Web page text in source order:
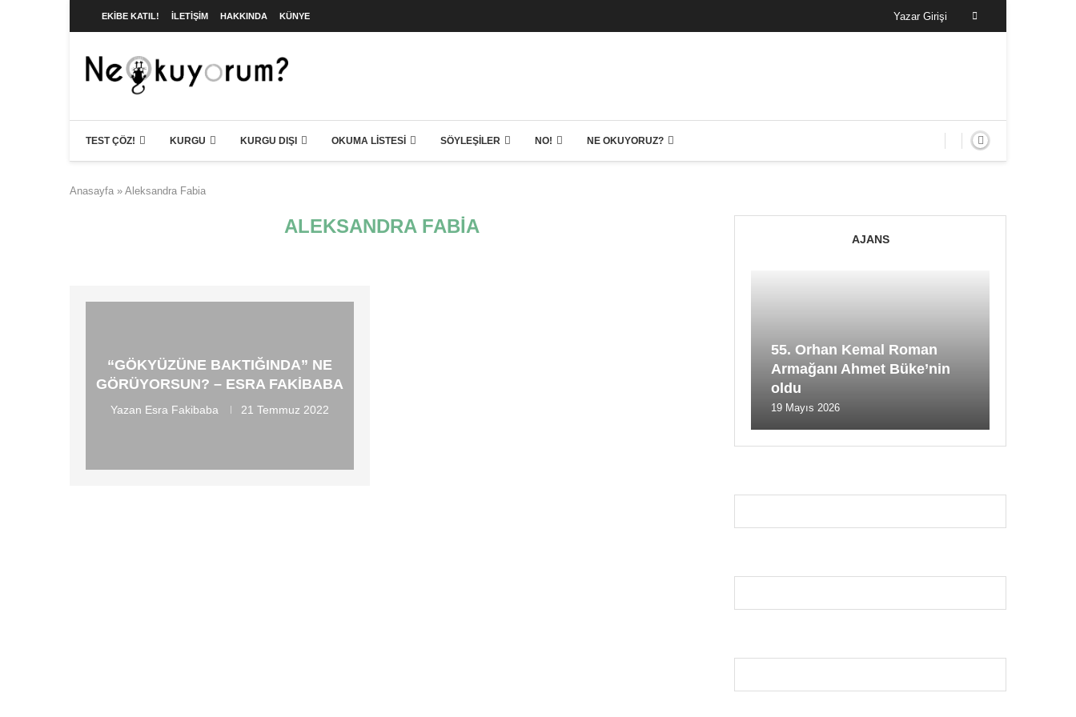
EKIBE KATIL! İLETIŞIM HAKKINDA KÜNYE Yazar Girişi
TEST ÇÖZ! KURGU KURGU DIŞI OKUMA LISTESI SÖYLEŞILER NO! NE OKUYORUZ?
Anasayfa » Aleksandra Fabia
ALEKSANDRA FABIA
“GÖKYÜZÜNE BAKTIĞINDA” NE
GÖRÜYORSUN? – ESRA FAKIBABA
Yazan Esra Fakibaba 21 Temmuz 2022
AJANS
55. Orhan Kemal Roman
Armağanı Ahmet Büke’nin
oldu
19 Mayıs 2026